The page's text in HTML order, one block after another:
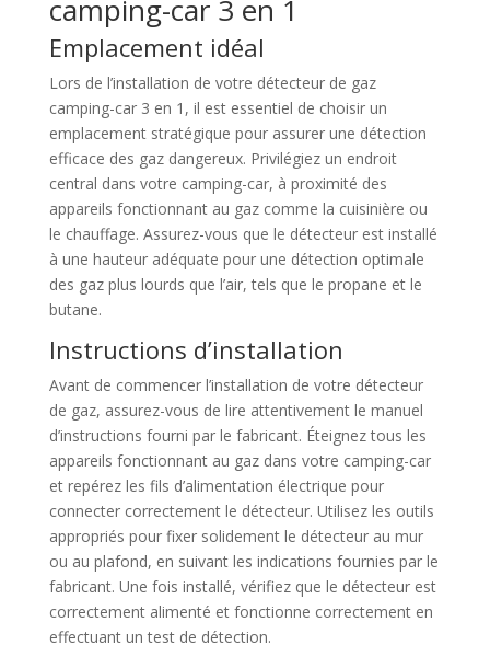
camping-car 3 en 1
Emplacement idéal
Lors de l’installation de votre détecteur de gaz
camping-car 3 en 1, il est essentiel de choisir un
emplacement stratégique pour assurer une détection
efficace des gaz dangereux. Privilégiez un endroit
central dans votre camping-car, à proximité des
appareils fonctionnant au gaz comme la cuisinière ou
le chauffage. Assurez-vous que le détecteur est installé
à une hauteur adéquate pour une détection optimale
des gaz plus lourds que l’air, tels que le propane et le
butane.
Instructions d’installation
Avant de commencer l’installation de votre détecteur
de gaz, assurez-vous de lire attentivement le manuel
d’instructions fourni par le fabricant. Éteignez tous les
appareils fonctionnant au gaz dans votre camping-car
et repérez les fils d’alimentation électrique pour
connecter correctement le détecteur. Utilisez les outils
appropriés pour fixer solidement le détecteur au mur
ou au plafond, en suivant les indications fournies par le
fabricant. Une fois installé, vérifiez que le détecteur est
correctement alimenté et fonctionne correctement en
effectuant un test de détection.